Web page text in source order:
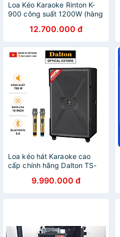
Loa Kéo Karaoke Rinton K-
900 công suất 1200W (hàng
12.700.000 đ
Loa kéo hát Karaoke cao
cấp chính hãng Dalton TS-
9.990.000 đ